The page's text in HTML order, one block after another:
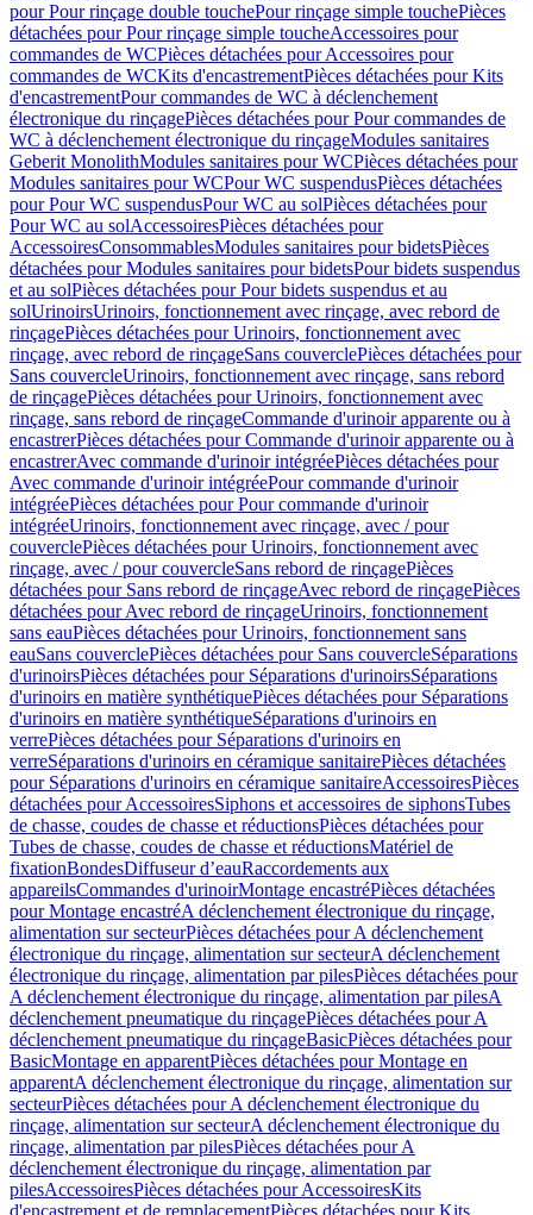
pour Pour rinçage double touchePour rinçage simple touchePièces
détachées pour Pour rinçage simple toucheAccessoires pour
commandes de WCPièces détachées pour Accessoires pour
commandes de WCKits d'encastrementPièces détachées pour Kits
d'encastrementPour commandes de WC à déclenchement
électronique du rinçagePièces détachées pour Pour commandes de
WC à déclenchement électronique du rinçageModules sanitaires
Geberit MonolithModules sanitaires pour WCPièces détachées pour
Modules sanitaires pour WCPour WC suspendusPièces détachées
pour Pour WC suspendusPour WC au solPièces détachées pour
Pour WC au solAccessoiresPièces détachées pour
AccessoiresConsommablesModules sanitaires pour bidetsPièces
détachées pour Modules sanitaires pour bidetsPour bidets suspendus
et au solPièces détachées pour Pour bidets suspendus et au
solUrinoirsUrinoirs, fonctionnement avec rinçage, avec rebord de
rinçagePièces détachées pour Urinoirs, fonctionnement avec
rinçage, avec rebord de rinçageSans couverclePièces détachées pour
Sans couvercleUrinoirs, fonctionnement avec rinçage, sans rebord
de rinçagePièces détachées pour Urinoirs, fonctionnement avec
rinçage, sans rebord de rinçageCommande d'urinoir apparente ou à
encastrerPièces détachées pour Commande d'urinoir apparente ou à
encastrerAvec commande d'urinoir intégréePièces détachées pour
Avec commande d'urinoir intégréePour commande d'urinoir
intégréePièces détachées pour Pour commande d'urinoir
intégréeUrinoirs, fonctionnement avec rinçage, avec / pour
couverclePièces détachées pour Urinoirs, fonctionnement avec
rinçage, avec / pour couvercleSans rebord de rinçagePièces
détachées pour Sans rebord de rinçageAvec rebord de rinçagePièces
détachées pour Avec rebord de rinçageUrinoirs, fonctionnement
sans eauPièces détachées pour Urinoirs, fonctionnement sans
eauSans couverclePièces détachées pour Sans couvercleSéparations
d'urinoirsPièces détachées pour Séparations d'urinoirsSéparations
d'urinoirs en matière synthétiquePièces détachées pour Séparations
d'urinoirs en matière synthétiqueSéparations d'urinoirs en
verrePièces détachées pour Séparations d'urinoirs en
verreSéparations d'urinoirs en céramique sanitairePièces détachées
pour Séparations d'urinoirs en céramique sanitaireAccessoiresPièces
détachées pour AccessoiresSiphons et accessoires de siphonsTubes
de chasse, coudes de chasse et réductionsPièces détachées pour
Tubes de chasse, coudes de chasse et réductionsMatériel de
fixationBondesDiffuseur d’eauRaccordements aux
appareilsCommandes d'urinoirMontage encastréPièces détachées
pour Montage encastréA déclenchement électronique du rinçage,
alimentation sur secteurPièces détachées pour A déclenchement
électronique du rinçage, alimentation sur secteurA déclenchement
électronique du rinçage, alimentation par pilesPièces détachées pour
A déclenchement électronique du rinçage, alimentation par pilesA
déclenchement pneumatique du rinçagePièces détachées pour A
déclenchement pneumatique du rinçageBasicPièces détachées pour
BasicMontage en apparentPièces détachées pour Montage en
apparentA déclenchement électronique du rinçage, alimentation sur
secteurPièces détachées pour A déclenchement électronique du
rinçage, alimentation sur secteurA déclenchement électronique du
rinçage, alimentation par pilesPièces détachées pour A
déclenchement électronique du rinçage, alimentation par
pilesAccessoiresPièces détachées pour AccessoiresKits
d'encastrement et de remplacementPièces détachées pour Kits